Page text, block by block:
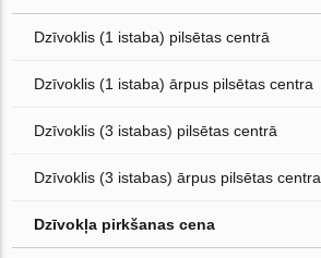
Dzīvoklis (1 istaba) pilsētas centrā
Dzīvoklis (1 istaba) ārpus pilsētas centra
Dzīvoklis (3 istabas) pilsētas centrā
Dzīvoklis (3 istabas) ārpus pilsētas centra
Dzīvokļa pirkšanas cena